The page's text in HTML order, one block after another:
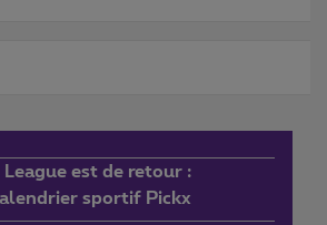
League est de retour :
sportif Pickx